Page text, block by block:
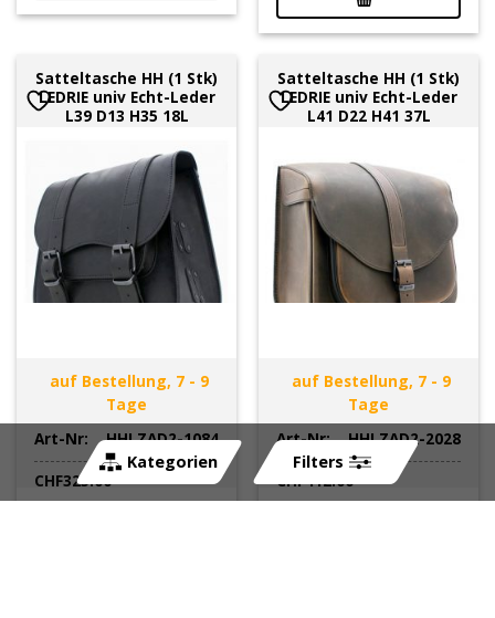
Kategorien Filters
Satteltasche HH (1 Stk)
LEDRIE univ Echt-Leder
L39 D13 H35 18L
auf Bestellung, 7 - 9
Tage
Art-Nr:
HHLZAD2-1084
CHF325.00
Satteltasche HH (1 Stk)
LEDRIE univ Echt-Leder
L41 D22 H41 37L
auf Bestellung, 7 - 9
Tage
Art-Nr:
HHLZAD2-2028
CHF412.00